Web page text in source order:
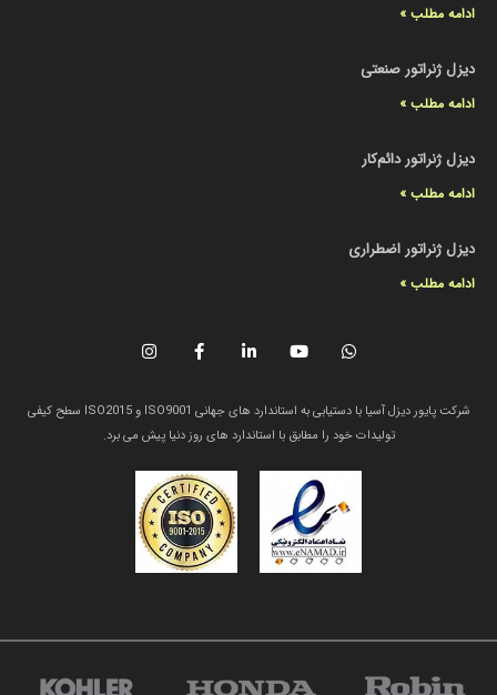
ادامه مطلب »
دیزل ژنراتور صنعتی
ادامه مطلب »
دیزل ژنراتور دائم‌کار
ادامه مطلب »
دیزل ژنراتور اضطراری
ادامه مطلب »
شرکت پایور دیزل آسیا با دستیابی به استاندارد های جهانی ISO9001 و ISO2015 سطح کیفی
تولیدات خود را مطابق با استاندارد های روز دنیا پیش می برد.